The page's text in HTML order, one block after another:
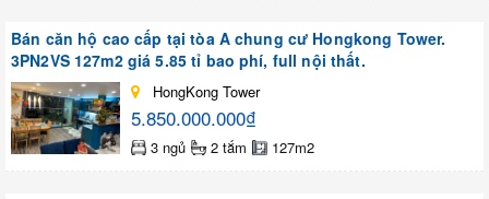
Bán căn hộ cao cấp tại tòa A chung cư Hongkong Tower.
3PN2VS 127m2 giá 5.85 tỉ bao phí, full nội thất.
HongKong Tower
5.850.000.000₫
3 ngủ 2 tắm 127m2